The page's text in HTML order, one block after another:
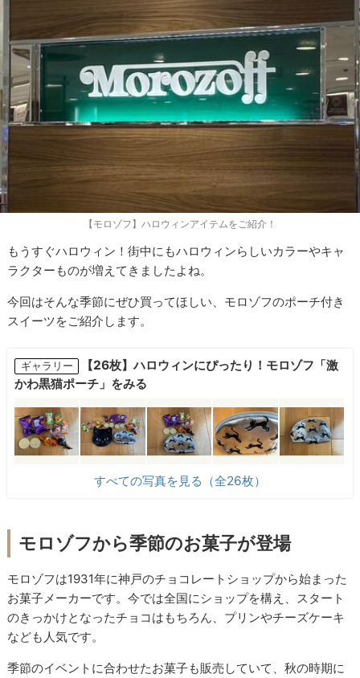
【モロゾフ】ハロウィンアイテムをご紹介！
もうすぐハロウィン！街中にもハロウィンらしいカラーやキャ
ラクターものが増えてきましたよね。
今回はそんな季節にぜひ買ってほしい、モロゾフのポーチ付き
スイーツをご紹介します。
ギャラリー
【26枚】ハロウィンにぴったり！モロゾフ「激
かわ黒猫ポーチ」をみる
すべての写真を見る（全26枚）
モロゾフから季節のお菓子が登場
モロゾフは1931年に神戸のチョコレートショップから始まった
お菓子メーカーです。今では全国にショップを構え、スタート
のきっかけとなったチョコはもちろん、プリンやチーズケーキ
なども人気です。
季節のイベントに合わせたお菓子も販売していて、秋の時期に